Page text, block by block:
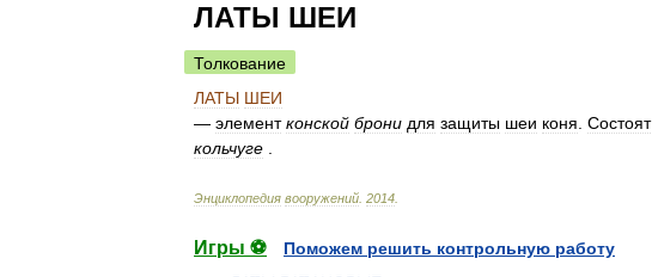
ЛАТЫ ШЕИ
Толкование
ЛАТЫ ШЕИ
— элемент конской брони для защиты шеи коня Состоят
кольчуге
Энциклопедия вооружений 2014
Игры ⚽
Поможем решить контрольную работу